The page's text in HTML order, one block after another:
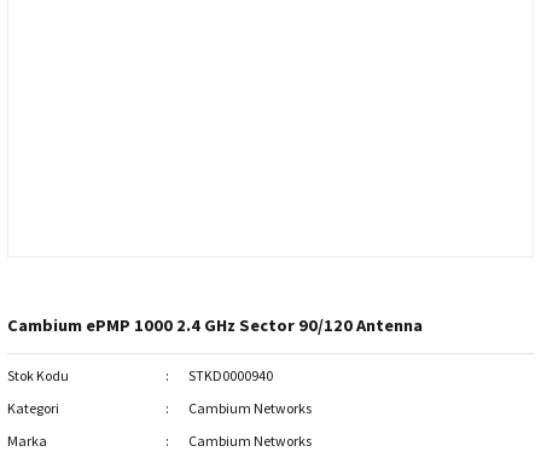
Cambium ePMP 1000 2.4 GHz Sector 90/120 Antenna
Stok Kodu
STKD0000940
Kategori
Cambium Networks
Marka
Cambium Networks